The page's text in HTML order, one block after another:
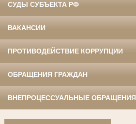
СУДЫ СУБЪЕКТА РФ
ВАКАНСИИ
ПРОТИВОДЕЙСТВИЕ КОРРУПЦИИ
ОБРАЩЕНИЯ ГРАЖДАН
ВНЕПРОЦЕССУАЛЬНЫЕ ОБРАЩЕНИЯ